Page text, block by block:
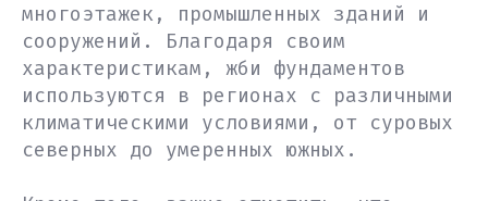
многоэтажек, промышленных зданий и
сооружений. Благодаря своим
характеристикам, жби фундаментов
используются в регионах с различными
климатическими условиями, от суровых
северных до умеренных южных.